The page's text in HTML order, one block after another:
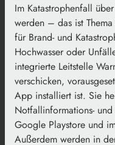
Im Katastrophenfall
werden – das ist
für Brand- und
Hochwasser oder
integrierte Leitstelle
verschicken,
App installiert ist. Sie
Notfallinformations-
Google Playstore und
Außerdem werden in